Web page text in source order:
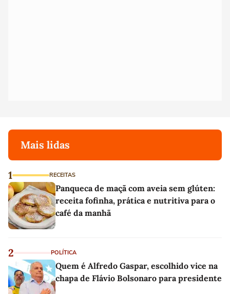
Mais lidas
1 RECEITAS
Panqueca de maçã com aveia sem glúten:
receita fofinha, prática e nutritiva para o
café da manhã
2 POLÍTICA
Quem é Alfredo Gaspar, escolhido vice na
chapa de Flávio Bolsonaro para presidente